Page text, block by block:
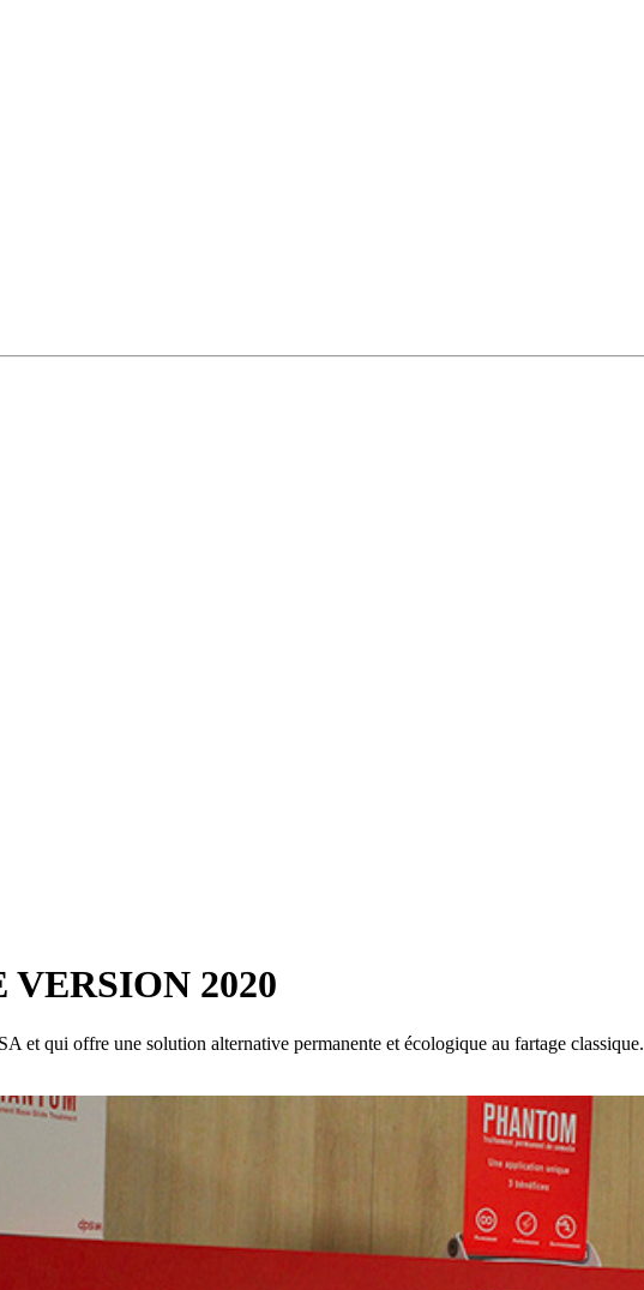
2020
et qui offre une solution alternative permanente et écologique au fartage classique.